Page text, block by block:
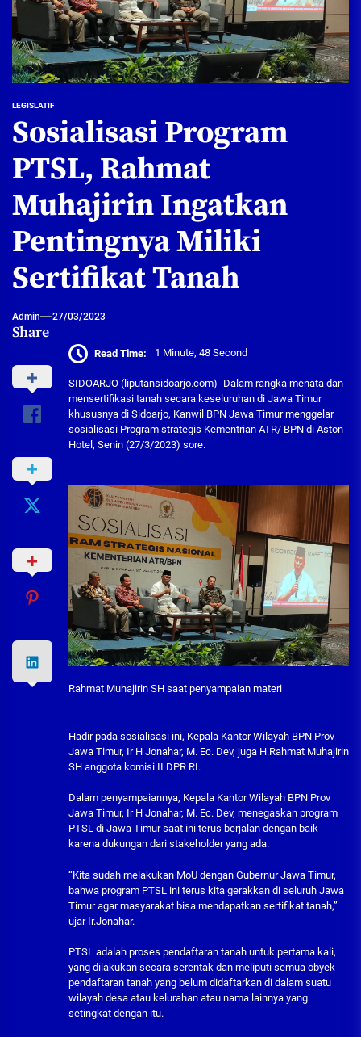
LEGISLATIF
Sosialisasi Program
PTSL, Rahmat
Muhajirin Ingatkan
Pentingnya Miliki
Sertifikat Tanah
Admin 27/03/2023
Share
Read Time: 1 Minute, 48 Second
SIDOARJO (liputansidoarjo.com)- Dalam rangka menata dan
mensertifikasi tanah secara keseluruhan di Jawa Timur
khususnya di Sidoarjo, Kanwil BPN Jawa Timur menggelar
sosialisasi Program strategis Kementrian ATR/ BPN di Aston
Hotel, Senin (27/3/2023) sore.
Rahmat Muhajirin SH saat penyampaian materi
Hadir pada sosialisasi ini, Kepala Kantor Wilayah BPN Prov
Jawa Timur, Ir H Jonahar, M. Ec. Dev, juga H.Rahmat Muhajirin
SH anggota komisi II DPR RI.
Dalam penyampaiannya, Kepala Kantor Wilayah BPN Prov
Jawa Timur, Ir H Jonahar, M. Ec. Dev, menegaskan program
PTSL di Jawa Timur saat ini terus berjalan dengan baik
karena dukungan dari stakeholder yang ada.
“Kita sudah melakukan MoU dengan Gubernur Jawa Timur,
bahwa program PTSL ini terus kita gerakkan di seluruh Jawa
Timur agar masyarakat bisa mendapatkan sertifikat tanah,”
ujar Ir.Jonahar.
PTSL adalah proses pendaftaran tanah untuk pertama kali,
yang dilakukan secara serentak dan meliputi semua obyek
pendaftaran tanah yang belum didaftarkan di dalam suatu
wilayah desa atau kelurahan atau nama lainnya yang
setingkat dengan itu.